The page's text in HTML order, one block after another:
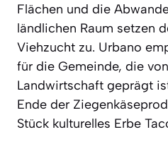
Flächen und die
ländlichen Raum setzen
Viehzucht zu. Urbano
für die Gemeinde, die
Landwirtschaft geprägt
Ende der
Stück kulturelles Erbe